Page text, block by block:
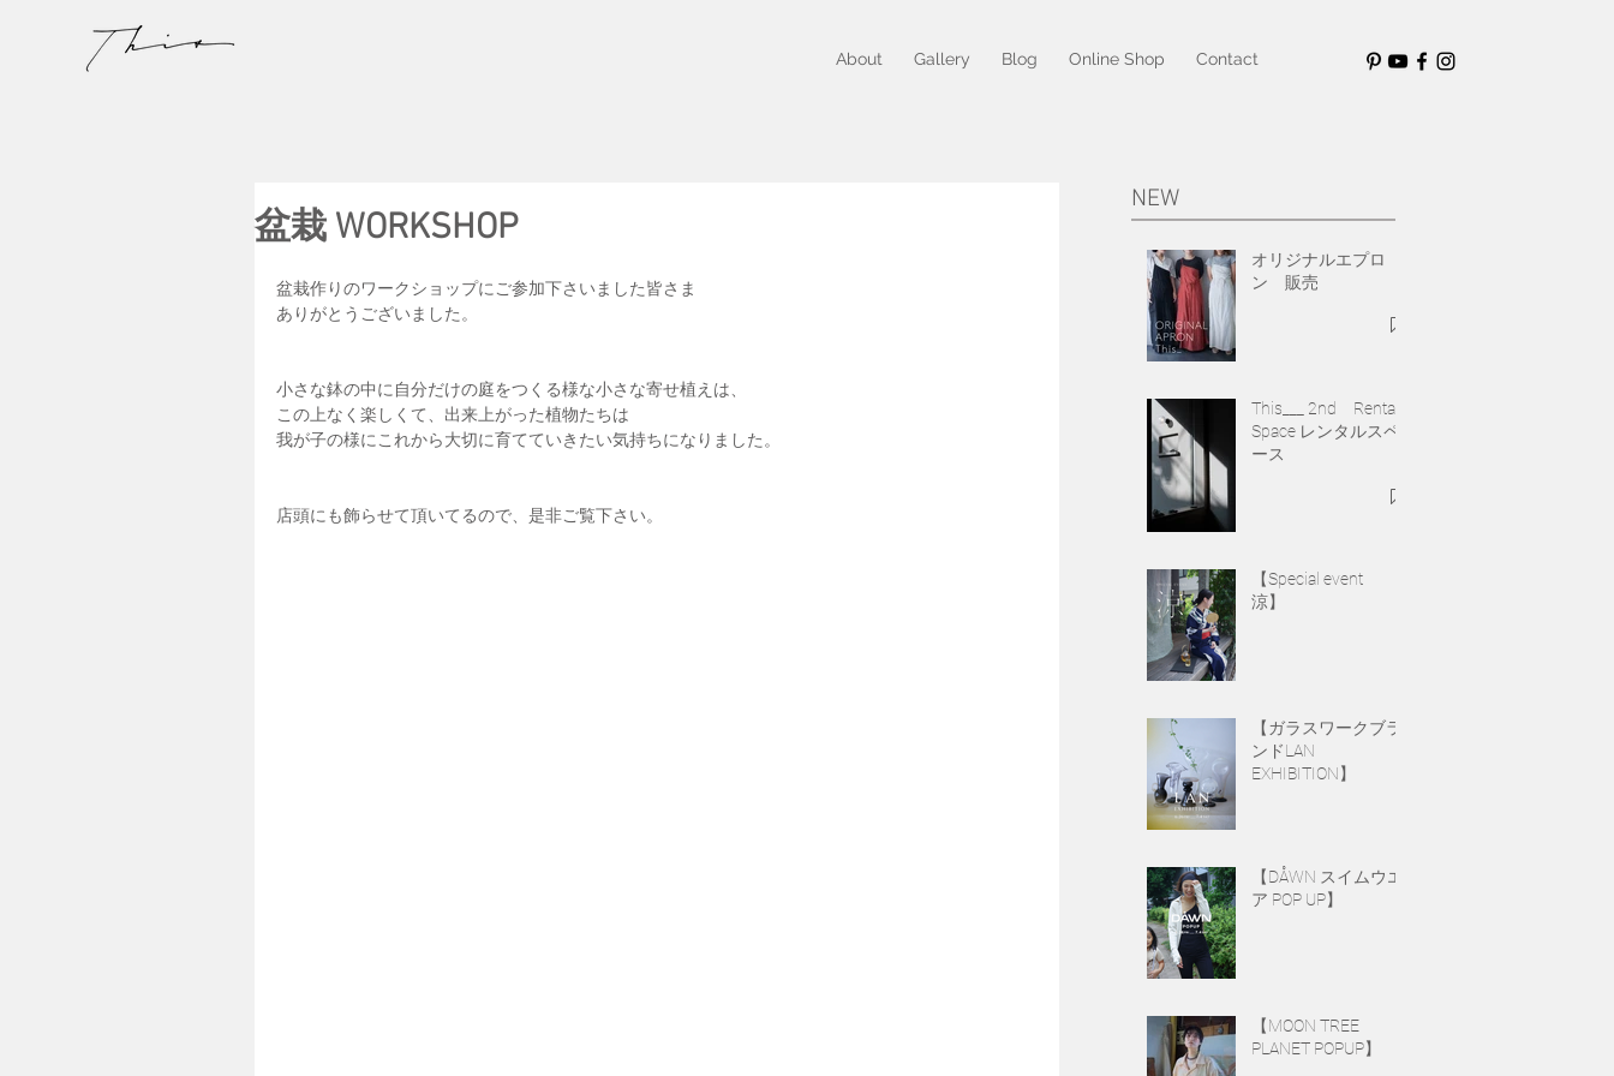
About Gallery Blog Online Shop Contact
盆栽 WORKSHOP
盆栽作りのワークショップにご参加下さいました皆さま
ありがとうございました。
小さな鉢の中に自分だけの庭をつくる様な小さな寄せ植えは、
この上なく楽しくて、出来上がった植物たちは
我が子の様にこれから大切に育てていきたい気持ちになりました。
店頭にも飾らせて頂いてるので、是非ご覧下さい。
NEW
オリジナルエプロ
ン 販売
This___ 2nd Rental
Space レンタルスペ
ース
【Special event
涼】
【ガラスワークブラ
ンドLAN
EXHIBITION】
【DÅWN スイムウエ
ア POP UP】
【MOON TREE
PLANET POPUP】